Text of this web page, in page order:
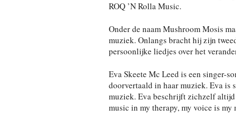
ROQ ’N Rolla Music.
Onder de naam Mushroom Mosis
muziek. Onlangs bracht hij zijn
persoonlijke liedjes over het
Eva Skeete Mc Leed is een singer-
doorvertaald in haar muziek. Eva is
muziek. Eva beschrijft zichzelf
music in my therapy, my voice is my